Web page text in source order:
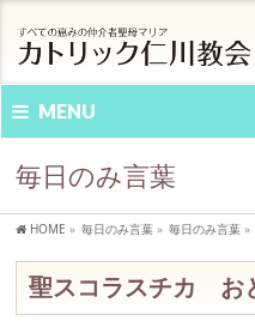
MENU
毎日のみ言葉
HOME » 毎日のみ言葉 » 毎日のみ言葉 »
聖スコラスチカ お